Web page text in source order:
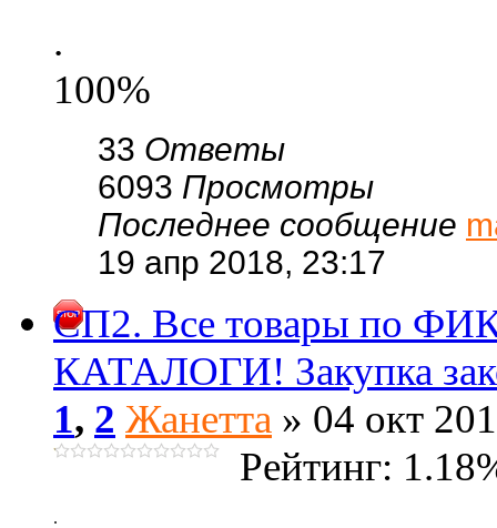
.
100%
33 Ответы
6093 Просмотры
Последнее сообщение
19 апр 2018, 23:17
СП2. Все товары по
КАТАЛОГИ! Закупка
1, 2 Жанетта » 04 окт
Рейтинг:
.